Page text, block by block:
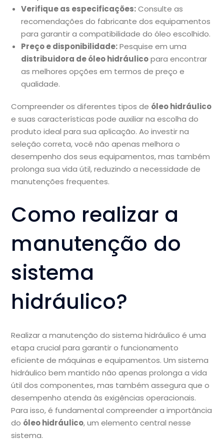
Verifique as especificações:Consulte as
recomendações do fabricante dos equipamentos
para garantir a compatibilidade do óleo escolhido.
Preço e disponibilidade:Pesquise em uma
distribuidora de óleo hidráulicopara encontrar
as melhores opções em termos de preço e
qualidade.
Compreender os diferentes tipos de óleo hidráulico
e suas características pode auxiliar na escolha do
produto ideal para sua aplicação. Ao investir na
seleção correta, você não apenas melhora o
desempenho dos seus equipamentos, mas também
prolonga sua vida útil, reduzindo a necessidade de
manutenções frequentes.
Como realizar a
manutenção do
sistema
hidráulico?
Realizar a manutenção do sistema hidráulico é uma
etapa crucial para garantir o funcionamento
eficiente de máquinas e equipamentos. Um sistema
hidráulico bem mantido não apenas prolonga a vida
útil dos componentes, mas também assegura que o
desempenho atenda às exigências operacionais.
Para isso, é fundamental compreender a importância
do óleo hidráulico, um elemento central nesse
sistema.